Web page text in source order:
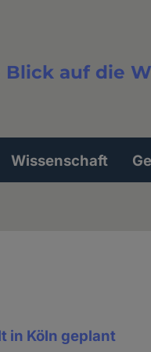
Blick auf die
Wissenschaft
in Köln geplant